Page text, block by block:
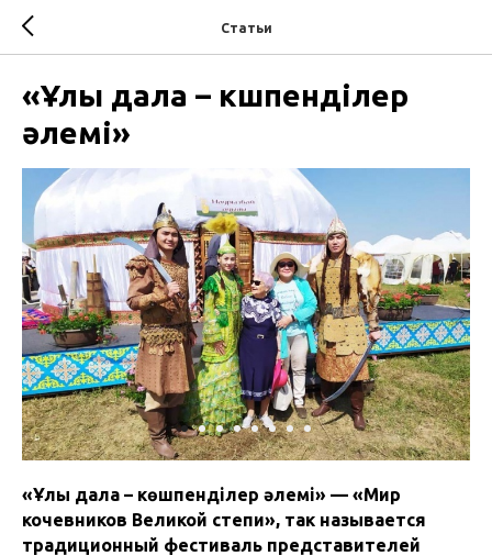
Статьи
«Ұлы дала – көшпенділер
әлемі»
«Ұлы дала – көшпенділер әлемі» — «Мир
кочевников Великой степи», так называется
традиционный фестиваль представителей